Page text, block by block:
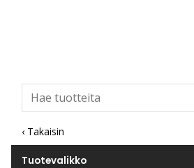
‹ Takaisin
Tuotevalikko